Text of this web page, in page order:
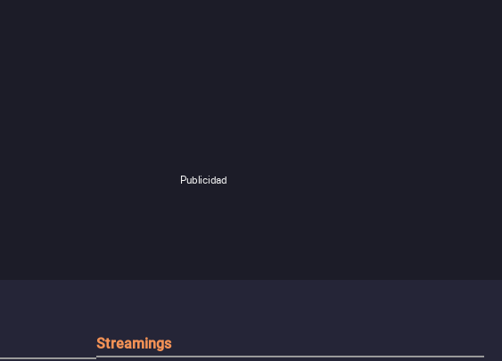
Publicidad
Streamings